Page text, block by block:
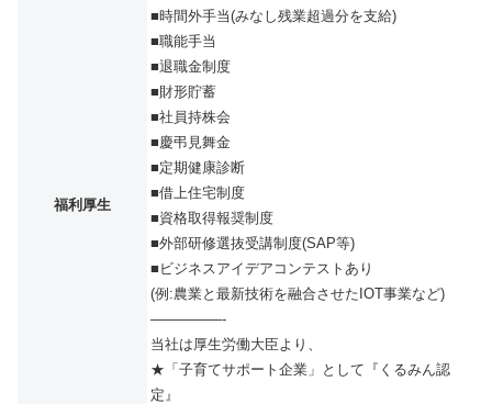
福利厚生
■時間外手当(みなし残業超過分を支給)
■職能手当
■退職金制度
■財形貯蓄
■社員持株会
■慶弔見舞金
■定期健康診断
■借上住宅制度
■資格取得報奨制度
■外部研修選抜受講制度(SAP等)
■ビジネスアイデアコンテストあり
(例:農業と最新技術を融合させたIOT事業など)
—————-
当社は厚生労働大臣より、
★「子育てサポート企業」として『くるみん認
定』